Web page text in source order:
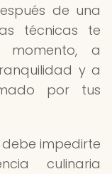
de una
técnicas te
a
y a
por tus
impedirte
culinaria